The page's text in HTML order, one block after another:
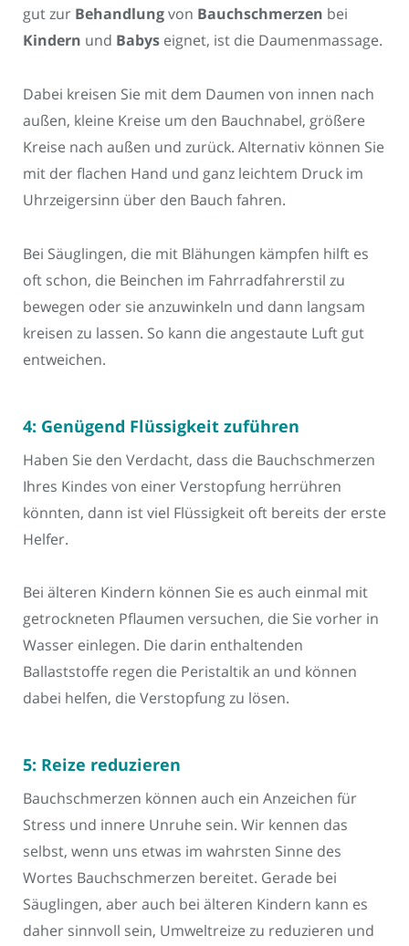
gut zur Behandlungvon Bauchschmerzen bei
Kindern und Babys eignet, ist die Daumenmassage.
Dabei kreisen Sie mit dem Daumen von innen nach
außen, kleine Kreise um den Bauchnabel, größere
Kreise nach außen und zurück. Alternativ können Sie
mit der flachen Hand und ganz leichtem Druck im
Uhrzeigersinn über den Bauch fahren.
Bei Säuglingen, die mit Blähungen kämpfen hilft es
oft schon, die Beinchen im Fahrradfahrerstil zu
bewegen oder sie anzuwinkeln und dann langsam
kreisen zu lassen. So kann die angestaute Luft gut
entweichen.
4: Genügend Flüssigkeit zuführen
Haben Sie den Verdacht, dass die Bauchschmerzen
Ihres Kindes von einer Verstopfung herrühren
könnten, dann ist viel Flüssigkeit oft bereits der erste
Helfer.
Bei älteren Kindern können Sie es auch einmal mit
getrockneten Pflaumen versuchen, die Sie vorher in
Wasser einlegen. Die darin enthaltenden
Ballaststoffe regen die Peristaltik an und können
dabei helfen, die Verstopfung zu lösen.
5: Reize reduzieren
Bauchschmerzen können auch ein Anzeichen für
Stress und innere Unruhe sein. Wir kennen das
selbst, wenn uns etwas im wahrsten Sinne des
Wortes Bauchschmerzen bereitet. Gerade bei
Säuglingen, aber auch bei älteren Kindern kann es
daher sinnvoll sein, Umweltreize zu reduzieren und